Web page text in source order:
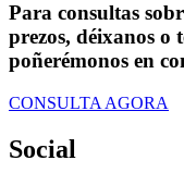
Para consultas
prezos, déixanos o
poñerémonos en
CONSULTA AGORA
Social